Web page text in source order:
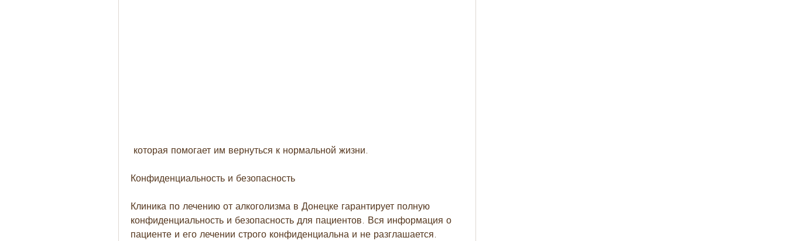
которая помогает им вернуться к нормальной жизни.
Конфиденциальность и безопасность
Клиника по лечению от алкоголизма в Донецке гарантирует полную
конфиденциальность и безопасность для пациентов. Вся информация о
пациенте и его лечении строго конфиденциальна и не разглашается.